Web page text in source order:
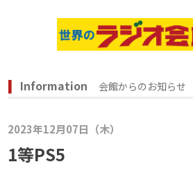
Information 会館からのお知らせ
2023年12月07日（木）
1等PS5